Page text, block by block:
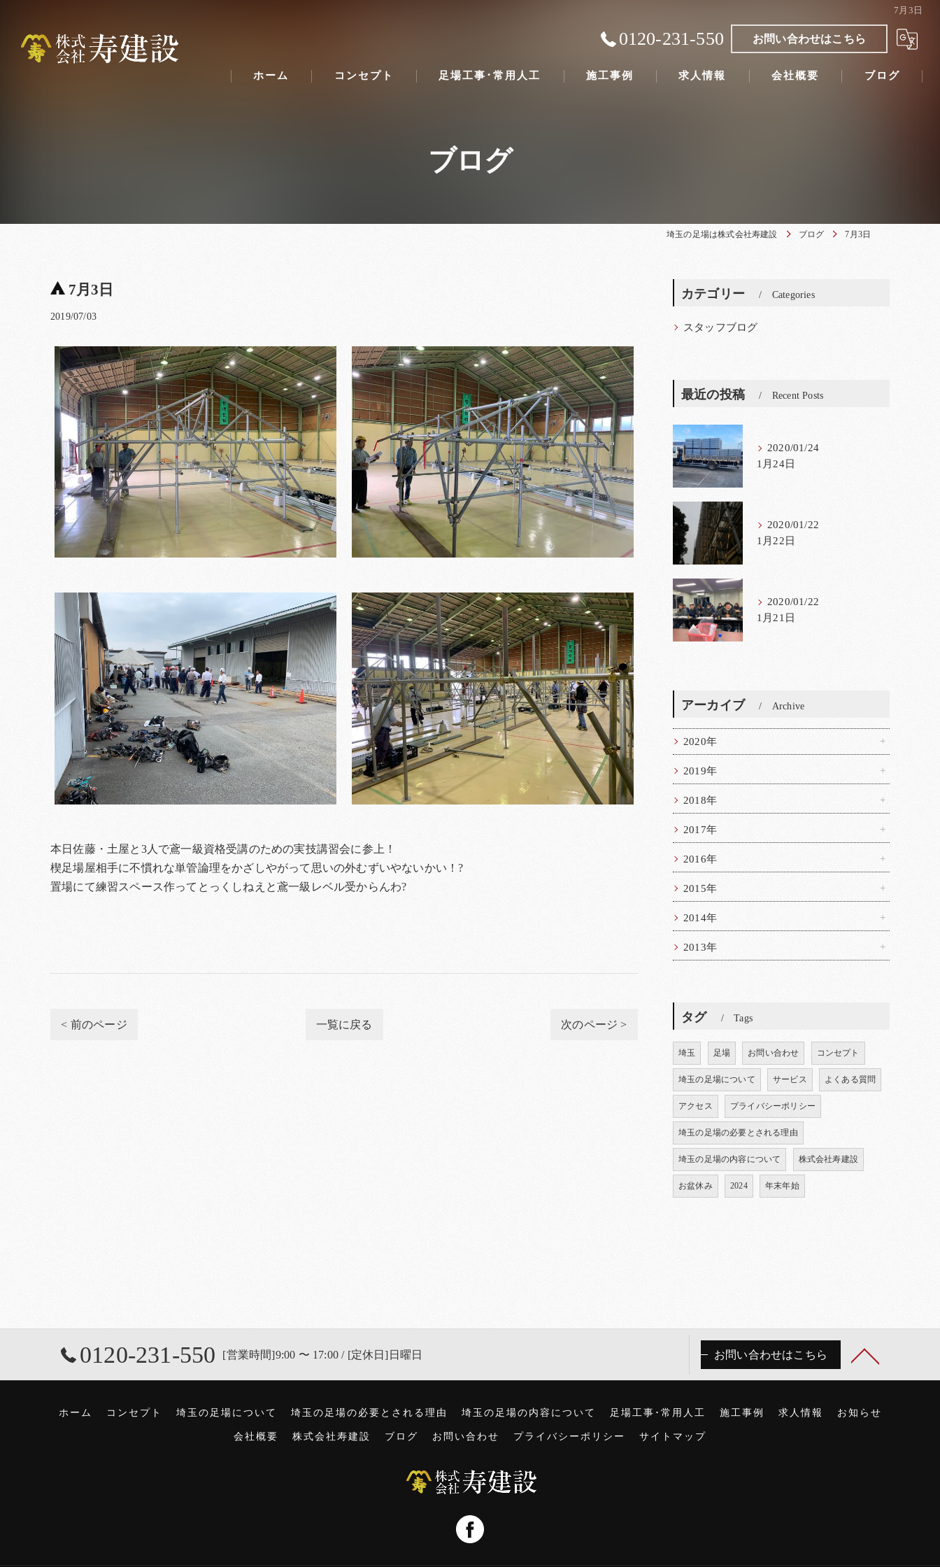
7月3日
0120-231-550 お問い合わせはこちら
ホーム コンセプト 足場工事･常用人工 施工事例 求人情報 会社概要 ブログ
ブログ
埼玉の足場は株式会社寿建設 ブログ 7月3日
7月3日
2019/07/03
本日佐藤・土屋と3人で鳶一級資格受講のための実技講習会に参上！
楔足場屋相手に不慣れな単管論理をかざしやがって思いの外むずいやないかい！?
置場にて練習スペース作ってとっくしねえと鳶一級レベル受からんわ?
< 前のページ 一覧に戻る 次のページ >
カテゴリー Categories
スタッフブログ
最近の投稿 Recent Posts
2020/01/24
1月24日
2020/01/22
1月22日
2020/01/22
1月21日
アーカイブ Archive
2020年
2019年
2018年
2017年
2016年
2015年
2014年
2013年
タグ Tags
埼玉 足場 お問い合わせ コンセプト
埼玉の足場について サービス よくある質問
アクセス プライバシーポリシー
埼玉の足場の必要とされる理由
埼玉の足場の内容について 株式会社寿建設
お盆休み 2024 年末年始
0120-231-550 [営業時間]9:00 〜 17:00 / [定休日]日曜日 お問い合わせはこちら
ホーム コンセプト 埼玉の足場について 埼玉の足場の必要とされる理由 埼玉の足場の内容について 足場工事･常用人工 施工事例 求人情報 お知らせ
会社概要 株式会社寿建設 ブログ お問い合わせ プライバシーポリシー サイトマップ